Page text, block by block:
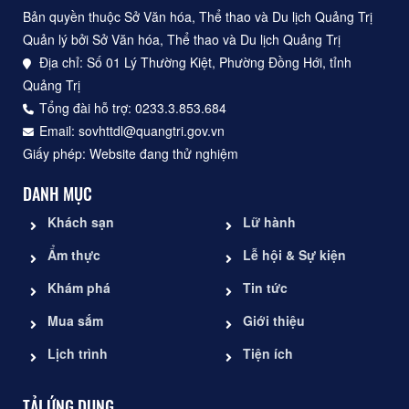
Bản quyền thuộc Sở Văn hóa, Thể thao và Du lịch Quảng Trị
Quản lý bởi Sở Văn hóa, Thể thao và Du lịch Quảng Trị
Địa chỉ: Số 01 Lý Thường Kiệt, Phường Đồng Hới, tỉnh
Quảng Trị
Tổng đài hỗ trợ: 0233.3.853.684
Email: sovhttdl@quangtri.gov.vn
Giấy phép: Website đang thử nghiệm
DANH MỤC
Khách sạn
Ẩm thực
Khám phá
Mua sắm
Lịch trình
Lữ hành
Lễ hội & Sự kiện
Tin tức
Giới thiệu
Tiện ích